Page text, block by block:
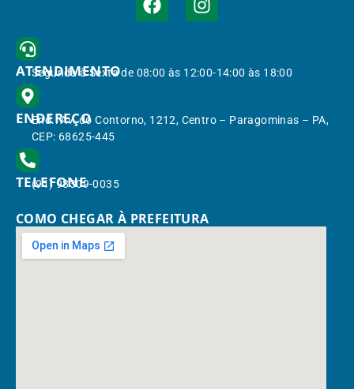
ATENDIMENTO
Segunda à Sexta de 08:00 às 12:00-14:00 às 18:00
ENDEREÇO
End.: Av. do Contorno, 1212, Centro – Paragominas – PA,
CEP: 68625-445
TELEFONE
(91) 98309-0035
COMO CHEGAR À PREFEITURA